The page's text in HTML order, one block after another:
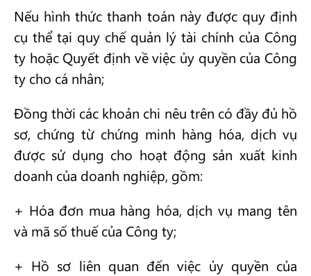
Nếu hình thức thanh toán này được quy định
cụ thể tại quy chế quản lý tài chính của Công
ty hoặc Quyết định về việc ủy quyền của Công
ty cho cá nhân;
Đồng thời các khoản chi nêu trên có đầy đủ hồ
sơ, chứng từ chứng minh hàng hóa, dịch vụ
được sử dụng cho hoạt động sản xuất kinh
doanh của doanh nghiệp, gồm:
+ Hóa đơn mua hàng hóa, dịch vụ mang tên
và mã số thuế của Công ty;
+ Hồ sơ liên quan đến việc ủy quyền của